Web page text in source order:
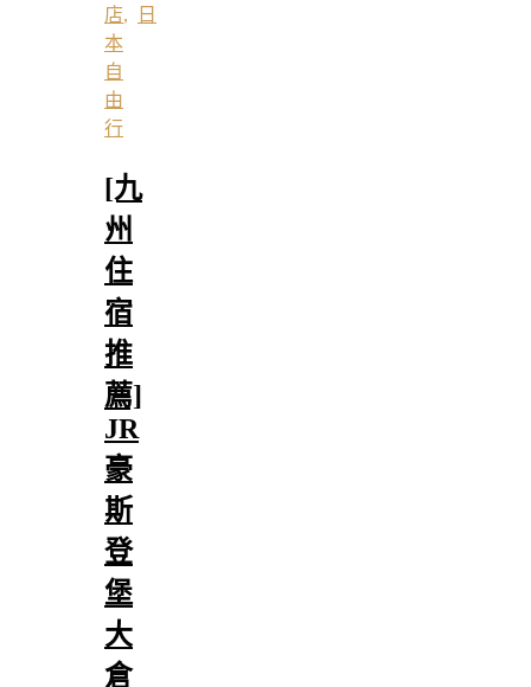
店,
日
本
自
由
行
[九
州
住
宿
推
薦]
JR
豪
斯
登
堡
大
倉